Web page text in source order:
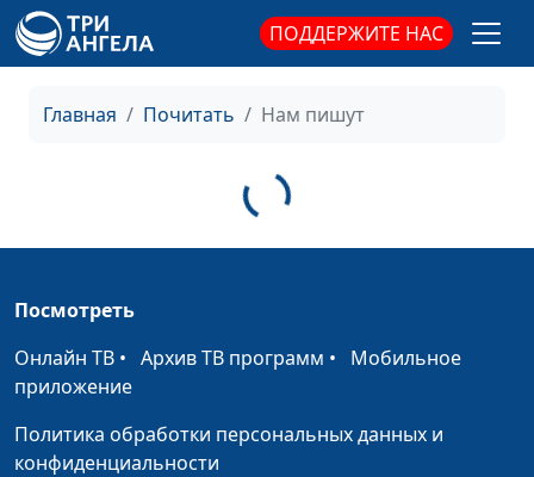
ПОДДЕРЖИТЕ НАС
Главная Почитать Нам пишут
Посмотреть
Онлайн ТВ • Архив ТВ программ • Мобильное
приложение
Политика обработки персональных данных и
конфиденциальности